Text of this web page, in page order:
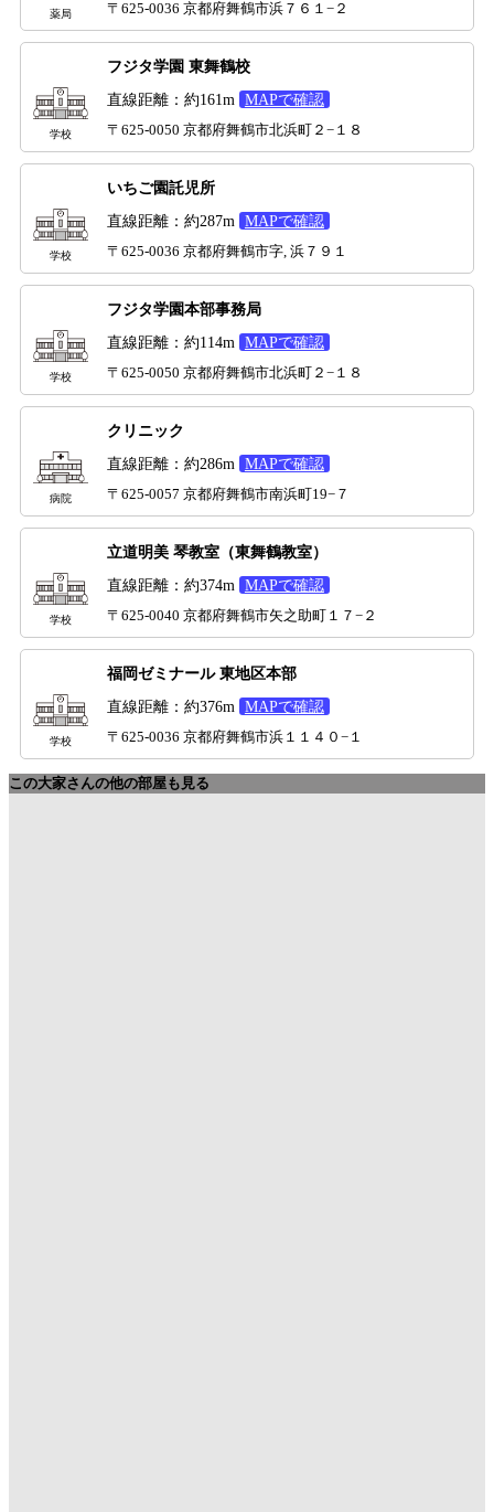
薬局 〒625-0036 京都府舞鶴市浜７６１−２
学校
フジタ学園 東舞鶴校
直線距離：約161m MAPで確認
〒625-0050 京都府舞鶴市北浜町２−１８
学校
いちご園託児所
直線距離：約287m MAPで確認
〒625-0036 京都府舞鶴市字, 浜７９１
学校
フジタ学園本部事務局
直線距離：約114m MAPで確認
〒625-0050 京都府舞鶴市北浜町２−１８
病院
クリニック
直線距離：約286m MAPで確認
〒625-0057 京都府舞鶴市南浜町19−７
学校
立道明美 琴教室（東舞鶴教室）
直線距離：約374m MAPで確認
〒625-0040 京都府舞鶴市矢之助町１７−２
学校
福岡ゼミナール 東地区本部
直線距離：約376m MAPで確認
〒625-0036 京都府舞鶴市浜１１４０−１
この大家さんの他の部屋も見る